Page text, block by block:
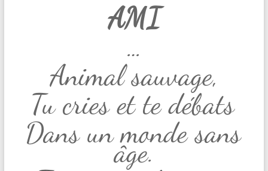
AMI
…
Animal sauvage,
Tu cries et te débats
Dans un monde sans
âge.